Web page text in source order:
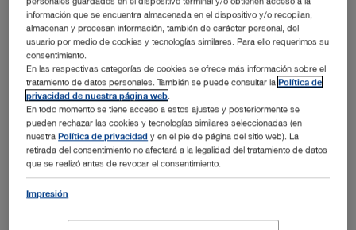
LEDVISION® 101 – la nueva lámpara quirúrgica de KARL STORZ con control mediante
gestos
Tuttlingen, 03.07.2018: La lámpara quirúrgica más nueva
de KARL STORZ se controla mediante gestos y sienta así
contacto de la luz quirúrgica.
información que se encuentra almacenada en el dispositivo y/o recopilan,
almacenan y procesan información, también de carácter personal, del
usuario por medio de cookies y tecnologías similares. Para ello requerimos su
consentimiento.
En las respectivas categorías de cookies se ofrece más información sobre el
tratamiento de datos personales. También se puede consultar laPolítica de
privacidad de nuestra página web
En todo momento se tiene acceso a estos ajustes y posteriormente se
pueden rechazar las cookies y tecnologías similares seleccionadas (en
nuestraPolítica de privacidad y en el pie de página del sitio web). La
retirada del consentimiento no afectará a la legalidad del tratamiento de datos
que se realizó antes de revocar el consentimiento.
Impresión